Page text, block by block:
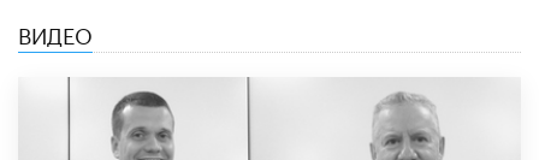
ВИДЕО